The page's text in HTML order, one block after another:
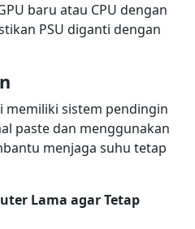
baru atau CPU dengan
PSU diganti dengan
memiliki sistem pendingin
paste dan menggunakan
menjaga suhu tetap
Lama agar Tetap